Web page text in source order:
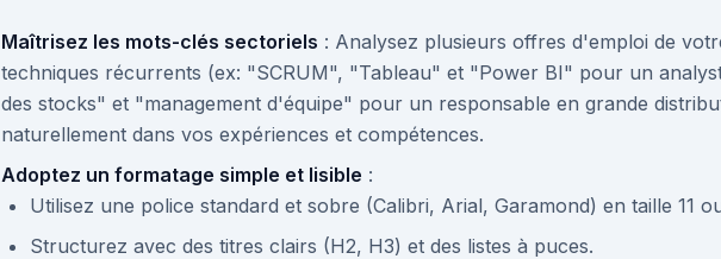
Maîtrisez les mots-clés sectoriels : Analysez plusieurs offres d'emploi de
techniques récurrents (ex: "SCRUM", "Tableau" et "Power BI" pour un
des stocks" et "management d'équipe" pour un responsable en grande
naturellement dans vos expériences et compétences.
Adoptez un formatage simple et lisible :
Utilisez une police standard et sobre (Calibri, Arial, Garamond) en taille 11
Structurez avec des titres clairs (H2, H3) et des listes à puces.